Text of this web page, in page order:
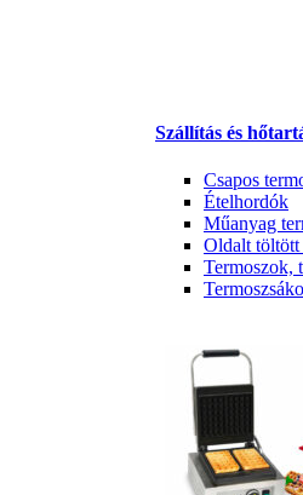
Szállítás és
Csapos
Ételhordók
Műanyag
Oldalt
Termoszok,